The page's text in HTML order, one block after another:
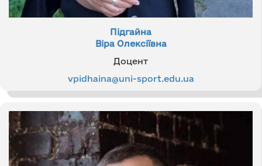
Підгайна
Віра Олексіївна
Доцент
vpidhaina@uni-sport.edu.ua